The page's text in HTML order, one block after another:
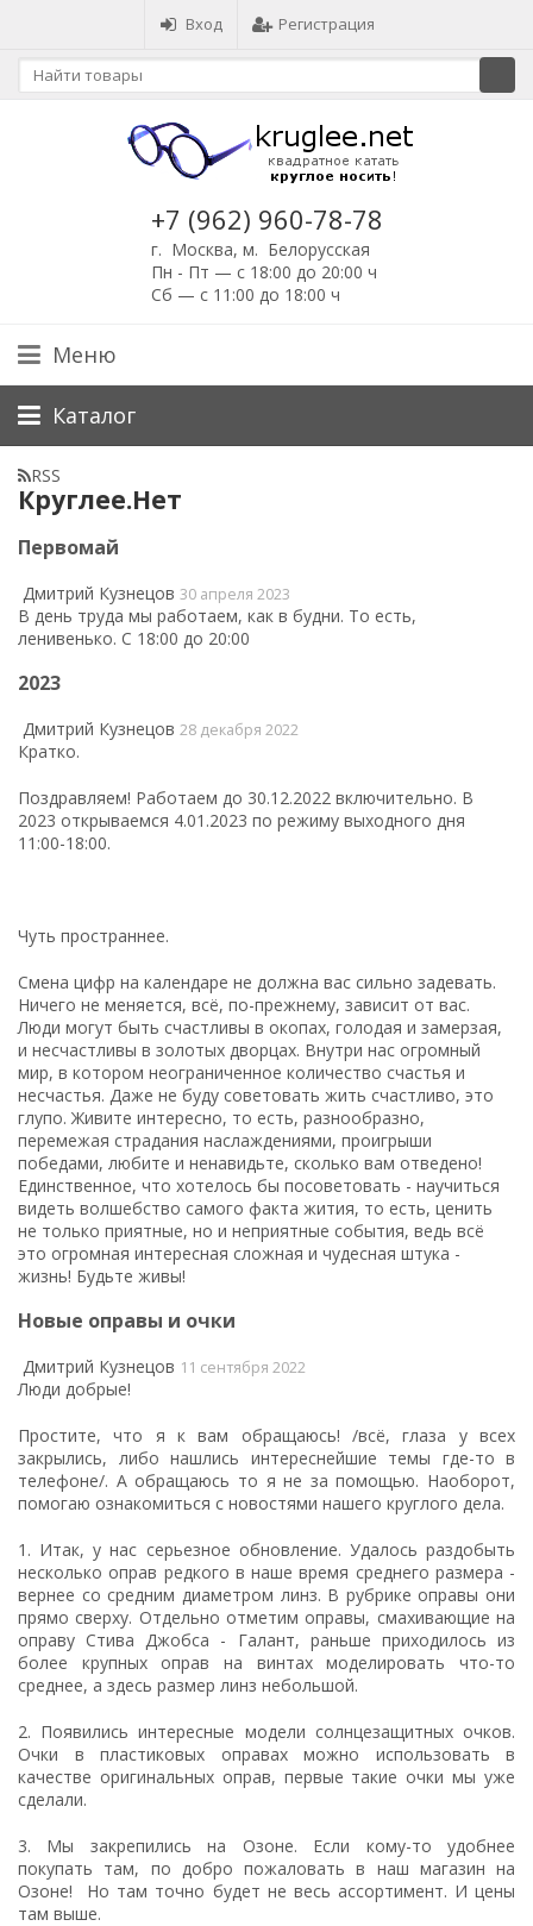
Вход Регистрация
+7 (962) 960-78-78
г. Москва, м. Белорусская
Пн - Пт — с 18:00 до 20:00 ч
Сб — с 11:00 до 18:00 ч
Меню
Каталог
RSS
Круглее.Нет
Первомай
Дмитрий Кузнецов 30 апреля 2023
В день труда мы работаем, как в будни. То есть,
ленивенько. С 18:00 до 20:00
2023
Дмитрий Кузнецов 28 декабря 2022
Кратко.
Поздравляем! Работаем до 30.12.2022 включительно. В
2023 открываемся 4.01.2023 по режиму выходного дня
11:00-18:00.
Чуть пространнее.
Смена цифр на календаре не должна вас сильно задевать.
Ничего не меняется, всё, по-прежнему, зависит от вас.
Люди могут быть счастливы в окопах, голодая и замерзая,
и несчастливы в золотых дворцах. Внутри нас огромный
мир, в котором неограниченное количество счастья и
несчастья. Даже не буду советовать жить счастливо, это
глупо. Живите интересно, то есть, разнообразно,
перемежая страдания наслаждениями, проигрыши
победами, любите и ненавидьте, сколько вам отведено!
Единственное, что хотелось бы посоветовать - научиться
видеть волшебство самого факта жития, то есть, ценить
не только приятные, но и неприятные события, ведь всё
это огромная интересная сложная и чудесная штука -
жизнь! Будьте живы!
Новые оправы и очки
Дмитрий Кузнецов 11 сентября 2022
Люди добрые!
Простите, что я к вам обращаюсь! /всё, глаза у всех
закрылись, либо нашлись интереснейшие темы где-то в
телефоне/. А обращаюсь то я не за помощью. Наоборот,
помогаю ознакомиться с новостями нашего круглого дела.
1. Итак, у нас серьезное обновление. Удалось раздобыть
несколько оправ редкого в наше время среднего размера -
вернее со средним диаметром линз. В рубрике оправы они
прямо сверху. Отдельно отметим оправы, смахивающие на
оправу Стива Джобса - Галант, раньше приходилось из
более крупных оправ на винтах моделировать что-то
среднее, а здесь размер линз небольшой.
2. Появились интересные модели солнцезащитных очков.
Очки в пластиковых оправах можно использовать в
качестве оригинальных оправ, первые такие очки мы уже
сделали.
3. Мы закрепились на Озоне. Если кому-то удобнее
покупать там, по добро пожаловать в наш магазин на
Озоне! Но там точно будет не весь ассортимент. И цены
там выше.